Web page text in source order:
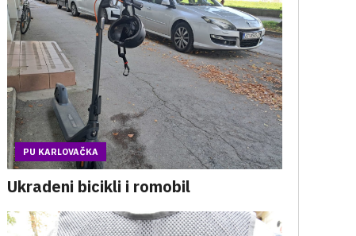
PU KARLOVAČKA
Ukradeni bicikli i romobil